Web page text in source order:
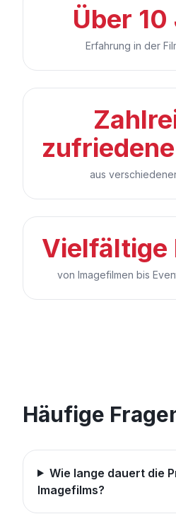
Über
Erfahrung in der
aus
Vielfältige
von Imagefilmen bis
Häufige
Wie lange dauert die
Imagefilms?